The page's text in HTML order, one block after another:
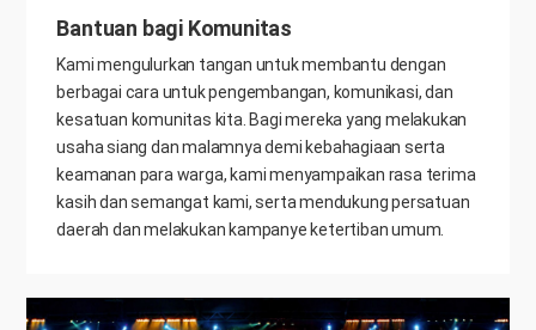
Bantuan bagi Komunitas
Kami mengulurkan tangan untuk membantu dengan
berbagai cara untuk pengembangan, komunikasi, dan
kesatuan komunitas kita. Bagi mereka yang melakukan
usaha siang dan malamnya demi kebahagiaan serta
keamanan para warga, kami menyampaikan rasa terima
kasih dan semangat kami, serta mendukung persatuan
daerah dan melakukan kampanye ketertiban umum.